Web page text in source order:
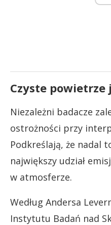
Czyste powietrze
Niezależni badacze
ostrożności przy
Podkreślają, że nadal
największy udział
w atmosferze.
Według Andersa
Instytutu Badań nad